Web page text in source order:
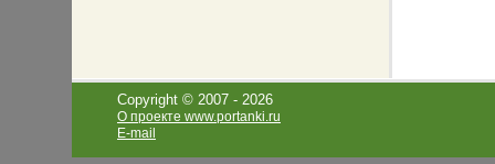
Copyright © 2007 - 2026
О проекте www.portanki.ru
E-mail